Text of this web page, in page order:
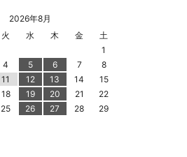
2026年8月
火 水 木 金
土
1
4 5 6 7
8
11 12 13 14
15
18 19 20 21
22
25 26 27 28
29